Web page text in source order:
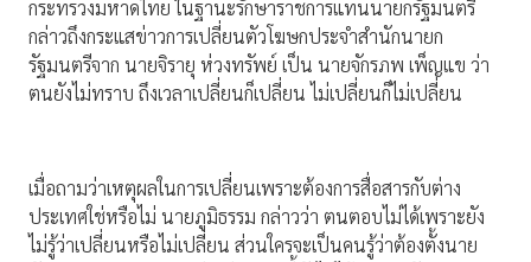
กระทรวงมหาดไทย ในฐานะรักษาราชการแทนนายกรัฐมนตรี
กล่าวถึงกระแสข่าวการเปลี่ยนตัวโฆษกประจำสำนักนายก
รัฐมนตรีจาก นายจิรายุ ห่วงทรัพย์ เป็น นายจักรภพ เพ็ญแข ว่า
ตนยังไม่ทราบ ถึงเวลาเปลี่ยนก็เปลี่ยน ไม่เปลี่ยนก็ไม่เปลี่ยน
เมื่อถามว่าเหตุผลในการเปลี่ยนเพราะต้องการสื่อสารกับต่าง
ประเทศใช่หรือไม่ นายภูมิธรรม กล่าวว่า ตนตอบไม่ได้เพราะยัง
ไม่รู้ว่าเปลี่ยนหรือไม่เปลี่ยน ส่วนใครจะเป็นคนรู้ว่าต้องตั้งนาย